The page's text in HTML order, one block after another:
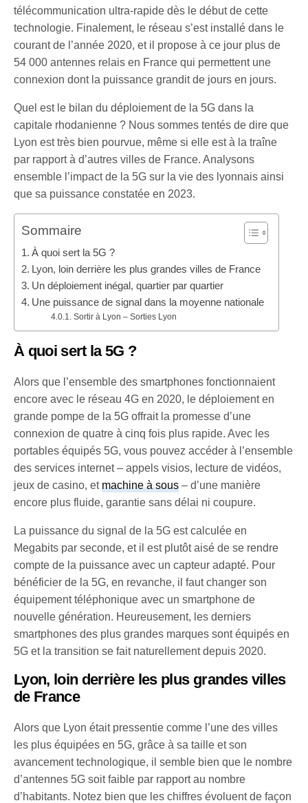
télécommunication ultra-rapide dès le début de cette
technologie. Finalement, le réseau s’est installé dans le
courant de l’année 2020, et il propose à ce jour plus de
54 000 antennes relais en France qui permettent une
connexion dont la puissance grandit de jours en jours.
Quel est le bilan du déploiement de la 5G dans la
capitale rhodanienne ? Nous sommes tentés de dire que
Lyon est très bien pourvue, même si elle est à la traîne
par rapport à d’autres villes de France. Analysons
ensemble l’impact de la 5G sur la vie des lyonnais ainsi
que sa puissance constatée en 2023.
Sommaire
À quoi sert la 5G ?
Lyon, loin derrière les plus grandes villes de France
Un déploiement inégal, quartier par quartier
Une puissance de signal dans la moyenne nationale
Sortir à Lyon – Sorties Lyon
À quoi sert la 5G ?
Alors que l’ensemble des smartphones fonctionnaient
encore avec le réseau 4G en 2020, le déploiement en
grande pompe de la 5G offrait la promesse d’une
connexion de quatre à cinq fois plus rapide. Avec les
portables équipés 5G, vous pouvez accéder à l’ensemble
des services internet – appels visios, lecture de vidéos,
jeux de casino, etmachine à sous – d’une manière
encore plus fluide, garantie sans délai ni coupure.
La puissance du signal de la 5G est calculée en
Megabits par seconde, et il est plutôt aisé de se rendre
compte de la puissance avec un capteur adapté. Pour
bénéficier de la 5G, en revanche, il faut changer son
équipement téléphonique avec un smartphone de
nouvelle génération. Heureusement, les derniers
smartphones des plus grandes marques sont équipés en
5G et la transition se fait naturellement depuis 2020.
Lyon, loin derrière les plus grandes villes
de France
Alors que Lyon était pressentie comme l’une des villes
les plus équipées en 5G, grâce à sa taille et son
avancement technologique, il semble bien que le nombre
d’antennes 5G soit faible par rapport au nombre
d’habitants. Notez bien que les chiffres évoluent de façon